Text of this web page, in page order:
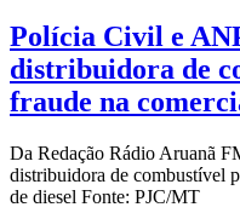
Polícia Civil e
distribuidora de
fraude na
Da Redação Rádio Aruanã
distribuidora de combustível
de diesel Fonte: PJC/MT